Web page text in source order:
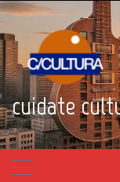
Skip
to
content
cuidate